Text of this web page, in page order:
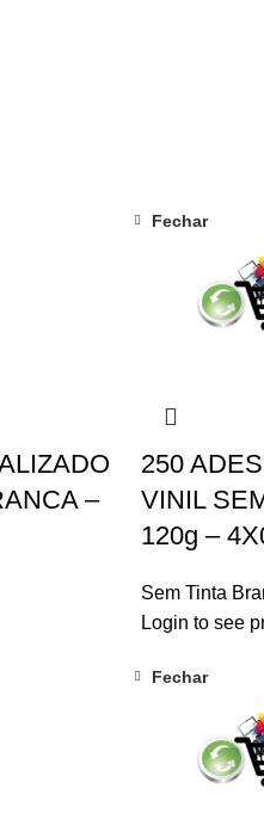
–
Fechar
250
VINIL
120g –
Sem Tinta
Login to see
Fechar